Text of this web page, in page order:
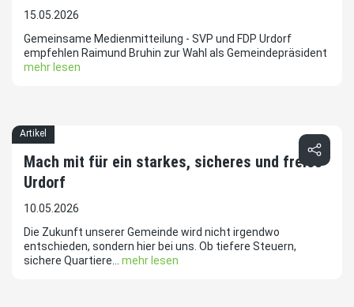
15.05.2026
Gemeinsame Medienmitteilung - SVP und FDP Urdorf
empfehlen Raimund Bruhin zur Wahl als Gemeindepräsident
mehr lesen
Artikel
Mach mit für ein starkes, sicheres und freies
Urdorf
10.05.2026
Die Zukunft unserer Gemeinde wird nicht irgendwo
entschieden, sondern hier bei uns. Ob tiefere Steuern,
sichere Quartiere... mehr lesen